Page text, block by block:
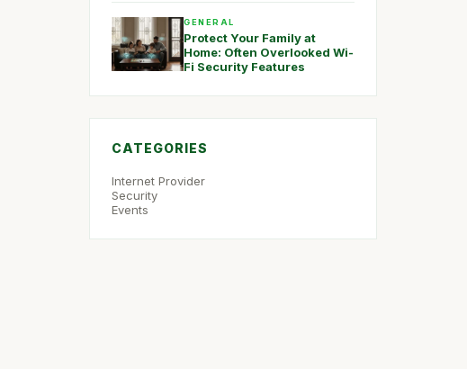
GENERAL
Protect Your Family at
Home: Often Overlooked Wi-
Fi Security Features
CATEGORIES
Internet Provider
Security
Events